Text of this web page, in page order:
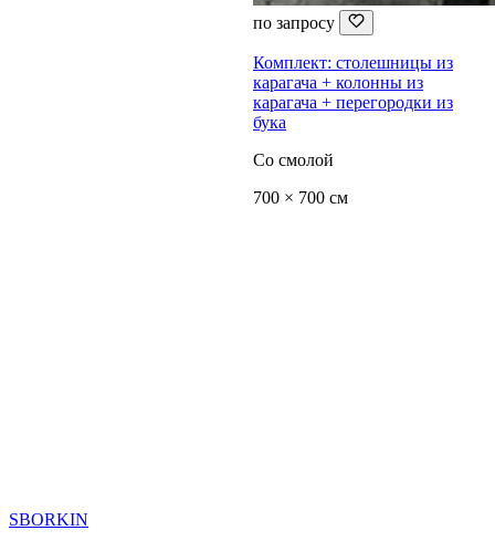
по запросу
Комплект: столешницы из
карагача + колонны из
карагача + перегородки из
бука
Со смолой
700 × 700 см
SBORKIN